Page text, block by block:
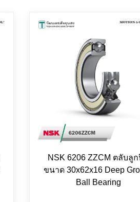
NSK 6206 ZZCM ตลับลู
ขนาด 30x62x16 Deep
Ball Bearing